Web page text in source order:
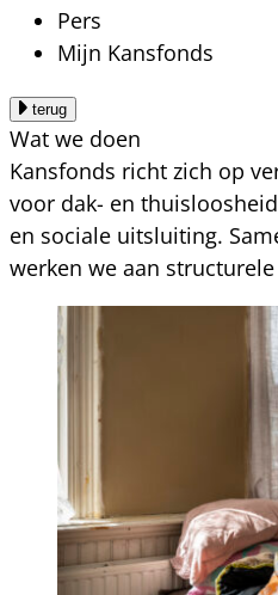
Pers
Mijn Kansfonds
terug
Wat we doen
Kansfonds richt zich op
voor dak- en
en sociale uitsluiting.
werken we aan